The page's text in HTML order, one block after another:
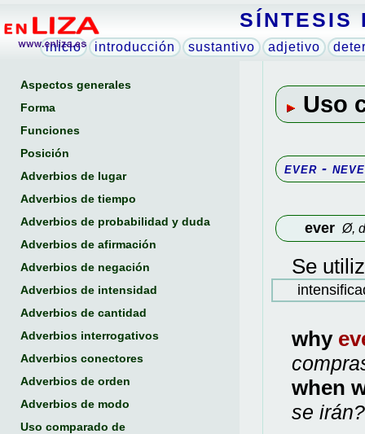
SÍNTESIS
inicio introducción sustantivo adjetivo
Aspectos generales
Forma
Funciones
Posición
Adverbios de lugar
Adverbios de tiempo
Adverbios de probabilidad y duda
Adverbios de afirmación
Adverbios de negación
Adverbios de intensidad
Adverbios de cantidad
Adverbios interrogativos
Adverbios conectores
Adverbios de orden
Adverbios de modo
Uso comparado de
Uso
ever -
ever Ø,
Se
why
when
se irán?